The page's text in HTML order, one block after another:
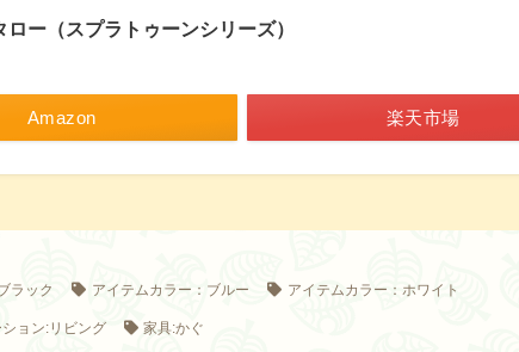
ー（スプラトゥーンシリーズ）
Amazon 楽天市場
ラック アイテムカラー：ブルー アイテムカラー：ホワイト
ョン:リビング 家具:かぐ